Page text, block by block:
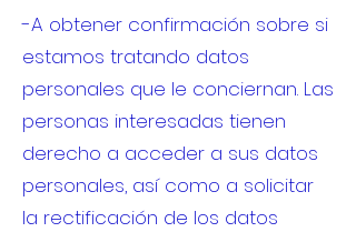
-A obtener confirmación sobre si
estamos tratando datos
personales que le conciernan. Las
personas interesadas tienen
derecho a acceder a sus datos
personales, así como a solicitar
la rectificación de los datos